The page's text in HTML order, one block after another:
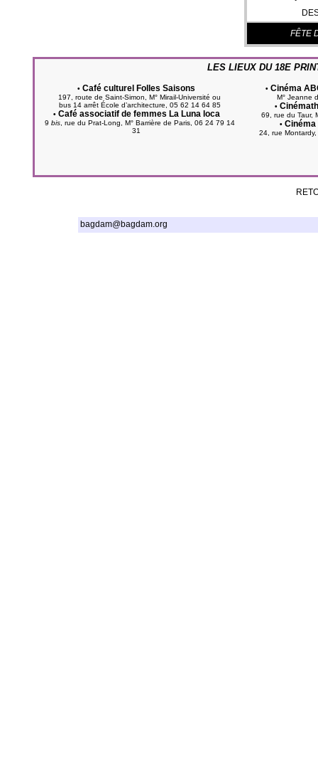
FÊTE
LES LIEUX DU 18E
• Café culturel Folles Saisons
197, route de Saint-Simon, M° Mirail-Université ou
bus 14 arrêt École d’architecture, 05 62 14 64 85
• Café associatif de femmes La Luna loca
9 bis, rue du Prat-Long, M° Barrière de Paris, 06 24 79 14
31
• Cinéma
M° Jeanne
•
69, rue du Taur,
• Cinéma
24, rue Montardy,
bagdam@bagdam.org